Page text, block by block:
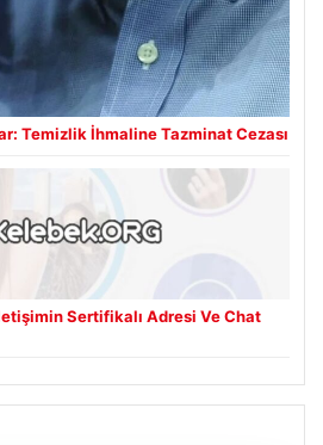
Temizlik İhmaline Tazminat Cezası
Sertifikalı Adresi Ve Chat